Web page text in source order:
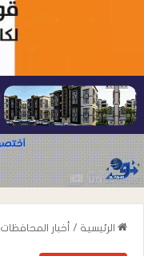
الرئيسية / أخبار المحافظات